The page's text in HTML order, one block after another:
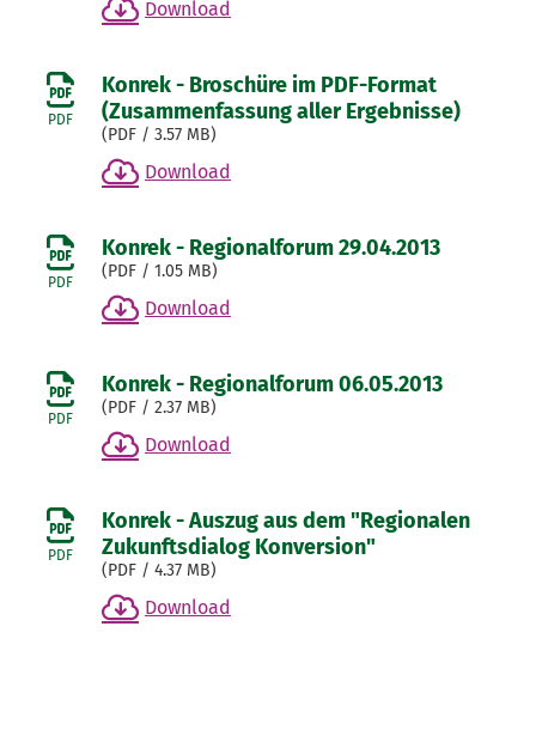
Download
PDF
Konrek - Broschüre im PDF-Format
(Zusammenfassung aller Ergebnisse)
(PDF / 3.57 MB)
Download
PDF
Konrek - Regionalforum 29.04.2013
(PDF / 1.05 MB)
Download
PDF
Konrek - Regionalforum 06.05.2013
(PDF / 2.37 MB)
Download
PDF
Konrek - Auszug aus dem "Regionalen
Zukunftsdialog Konversion"
(PDF / 4.37 MB)
Download